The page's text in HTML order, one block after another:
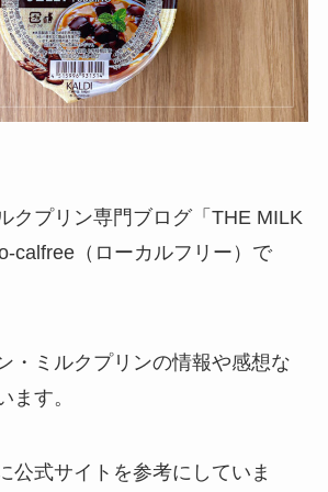
クプリン専門ブログ「THE MILK
calfree（ローカルフリー）で
・ミルクプリンの情報や感想な
ます。
公式サイトを参考にしていま